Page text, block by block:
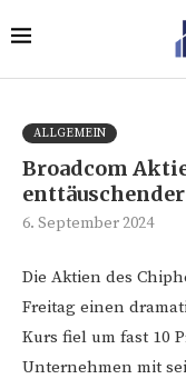
ALLGEMEIN
Broadcom
6. September 2024
Die Aktien des
Freitag einen
Kurs fiel um fast 10
Unternehmen mit